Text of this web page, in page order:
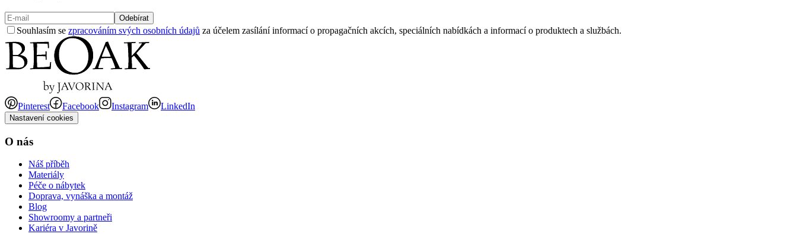
Odebírat
Souhlasím se zpracováním svých osobních údajů za účelem zasílání informací o propagačních akcích, speciálních nabídkách a informací o produktech a službách.
Pinterest Facebook Instagram LinkedIn
Nastavení cookies
O nás
Náš příběh
Materiály
Péče o nábytek
Doprava, vynáška a montáž
Blog
Showroomy a partneři
Kariéra v Javorině